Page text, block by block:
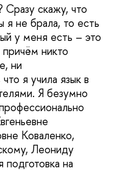
Сразу скажу, что
я не брала, то есть
у меня есть – это
причём никто
ни
я учила язык в
Я безумно
Коваленко,
Леониду
на